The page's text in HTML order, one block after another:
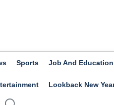
Sports Job And Education
Lookback New